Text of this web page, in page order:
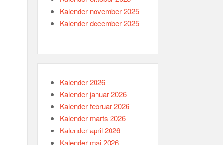
Kalender november 2025
Kalender december 2025
Kalender 2026
Kalender januar 2026
Kalender februar 2026
Kalender marts 2026
Kalender april 2026
Kalender maj 2026